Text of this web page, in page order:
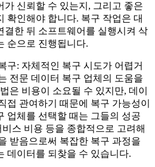
가 신뢰할 수 있는지, 그리고 좋은
확인해야 합니다. 복구 작업은 대
결한 뒤 소프트웨어를 실행시켜 삭
순으로 진행됩니다.
구: 자체적인 복구 시도가 어렵거
전문 데이터 복구 업체의 도움을
은 비용이 소요될 수 있지만, 데이
접 관여하기 때문에 복구 가능성이
업체를 선택할 때는 그들의 성공
스 비용 등을 종합적으로 고려해
받음으로써 복잡한 복구 과정을
데이터를 되찾을 수 있습니다.